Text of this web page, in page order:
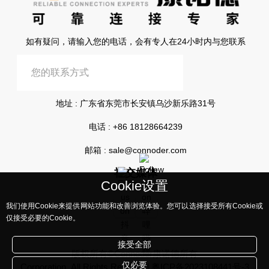
Cookie设置
我们使用Cookie来提供网站功能和改善浏览体验。您可以选择接受所有Cookie或
仅接受必要的Cookie。
接受全部
仅必要
如有疑问，请输入您的电话，会有专人在24小时内与您联系
地址 : 广东省东莞市长安镇乌沙新乐路31号
电话 : +86 18128664239
邮箱 : sale@connoder.com
社交媒体
版权所有©Connoder康诺德所有
Corporation, All Rights Reserved